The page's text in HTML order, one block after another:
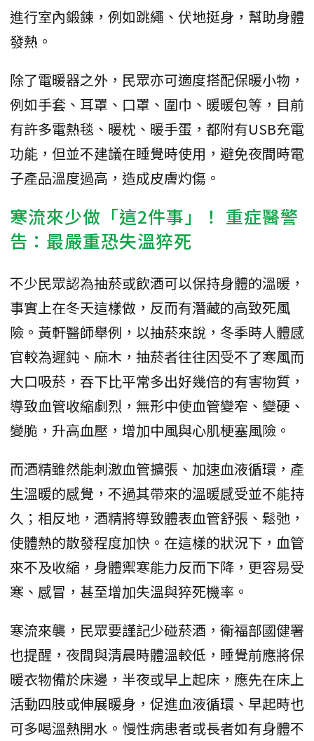
進行室內鍛鍊，例如跳繩、伏地挺身，幫助身體
發熱。
除了電暖器之外，民眾亦可適度搭配保暖小物，
例如手套、耳罩、口罩、圍巾、暖暖包等，目前
有許多電熱毯、暖枕、暖手蛋，都附有USB充電
功能，但並不建議在睡覺時使用，避免夜間時電
子產品溫度過高，造成皮膚灼傷。
寒流來少做「這2件事」！ 重症醫警
告：最嚴重恐失溫猝死
不少民眾認為抽菸或飲酒可以保持身體的溫暖，
事實上在冬天這樣做，反而有潛藏的高致死風
險。黃軒醫師舉例，以抽菸來說，冬季時人體感
官較為遲鈍、麻木，抽菸者往往因受不了寒風而
大口吸菸，吞下比平常多出好幾倍的有害物質，
導致血管收縮劇烈，無形中使血管變窄、變硬、
變脆，升高血壓，增加中風與心肌梗塞風險。
而酒精雖然能刺激血管擴張、加速血液循環，產
生溫暖的感覺，不過其帶來的溫暖感受並不能持
久；相反地，酒精將導致體表血管舒張、鬆弛，
使體熱的散發程度加快。在這樣的狀況下，血管
來不及收縮，身體禦寒能力反而下降，更容易受
寒、感冒，甚至增加失溫與猝死機率。
寒流來襲，民眾要謹記少碰菸酒，衛福部國健署
也提醒，夜間與清晨時體溫較低，睡覺前應將保
暖衣物備於床邊，半夜或早上起床，應先在床上
活動四肢或伸展暖身，促進血液循環、早起時也
可多喝溫熱開水。慢性病患者或長者如有身體不